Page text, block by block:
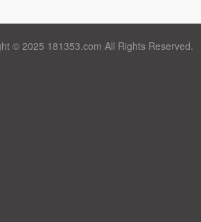
© 2025 181353.com All Rights Reserved.